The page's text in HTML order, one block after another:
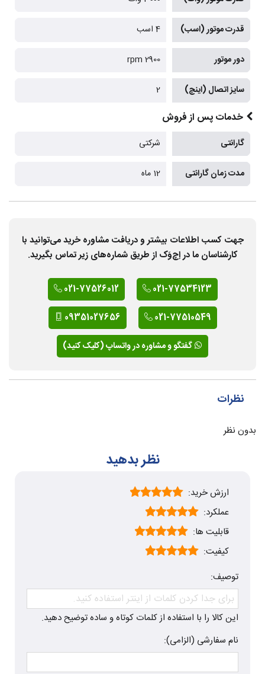
قدرت موتور (اسب) 4 اسب
دور موتور 2900 rpm
سایز اتصال (اینچ) 2
خدمات پس از فروش
گارانتی شرکتی
مدت زمان گارانتی 12 ماه
جهت کسب اطلاعات بیشتر و دریافت مشاوره خرید می‌توانید با
کارشناسان ما در اِچ‌وَک از طریق شماره‌های زیر تماس بگیرید.
021-77534123
021-77526012
021-77510549
09351027656
گفتگو و مشاوره در واتساپ (کلیک کنید)
نظرات
بدون نظر
نظر بدهید
ارزش خرید:
عملکرد:
قابلیت ها:
کیفیت:
توصیف:
این کالا را با استفاده از کلمات کوتاه و ساده توضیح دهید.
نام سفارشی (الزامی):